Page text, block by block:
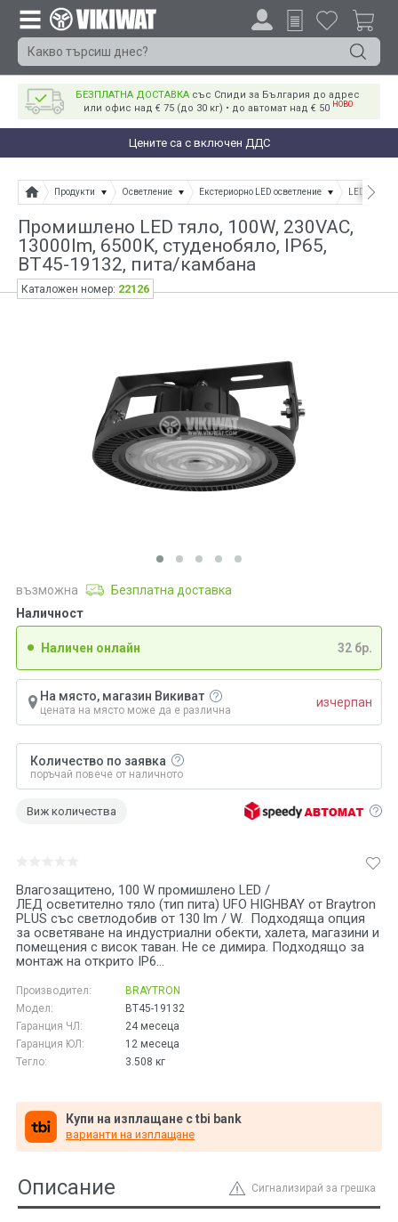
БЕЗПЛАТНА ДОСТАВКА със Спиди за България до адрес
или офис над € 75 (до 30 кг) • до автомат над € 50 НОВО
Цените са с включен ДДС
Продукти Осветление Екстериорно LED осветление LED
Промишлено LED тяло, 100W, 230VAC,
13000lm, 6500K, студенобяло, IP65,
BT45-19132, пита/камбана
Влагозащитено, 100 W промишлено LED /
ЛЕД осветително тяло (тип пита) UFO HIGHBAY от Braytron
PLUS със светлодобив от 130 lm / W. Подходяща опция
за осветяване на индустриални обекти, халета, магазини и
помещения с висок таван. Не се димира. Подходящо за
монтаж на открито IP6...
Производител:
BRAYTRON
Модел:
BT45-19132
Гаранция ЧЛ:
24 месеца
Гаранция ЮЛ:
12 месеца
Тегло:
3.508 кг
Купи на изплащане с tbi bank
варианти на изплащане
възможна
Безплатна доставка
Наличност
Наличен онлайн 32 бр.
На място, магазин Викиват
цената на място може да е различна
изчерпан
Количество по заявка
поръчай повече от наличното
Виж количества
Каталожен номер: 22126
Сигнализирай за грешка
Описание